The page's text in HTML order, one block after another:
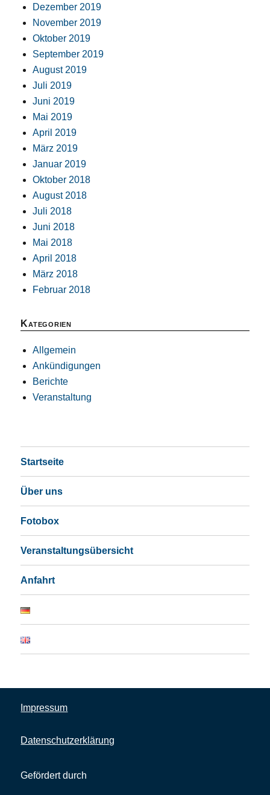
Dezember 2019
November 2019
Oktober 2019
September 2019
August 2019
Juli 2019
Juni 2019
Mai 2019
April 2019
März 2019
Januar 2019
Oktober 2018
August 2018
Juli 2018
Juni 2018
Mai 2018
April 2018
März 2018
Februar 2018
Kategorien
Allgemein
Ankündigungen
Berichte
Veranstaltung
Startseite
Über uns
Fotobox
Veranstaltungsübersicht
Anfahrt
Impressum
Datenschutzerklärung
Gefördert durch